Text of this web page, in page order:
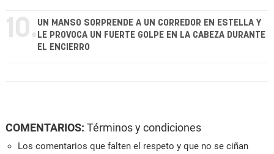
10. UN MANSO SORPRENDE A UN CORREDOR EN ESTELLA Y
LE PROVOCA UN FUERTE GOLPE EN LA CABEZA DURANTE
EL ENCIERRO
COMENTARIOS: Términos y condiciones
Los comentarios que falten el respeto y que no se ciñan